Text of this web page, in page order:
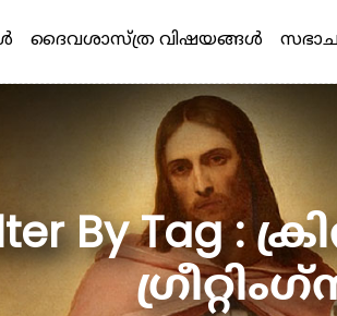
ദൈവശാസ്ത്ര വിഷയങ്ങള്‍
By Tag :